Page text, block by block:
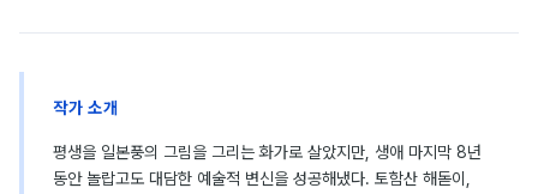
작가 소개
평생을 일본풍의 그림을 그리는 화가로 살았지만, 생애 마지막 8년
동안 놀랍고도 대담한 예술적 변신을 성공해냈다. 토함산 해돋이,